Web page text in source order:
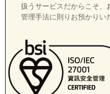
扱うサービスだからこそ、
管理手法に則りお預かりい